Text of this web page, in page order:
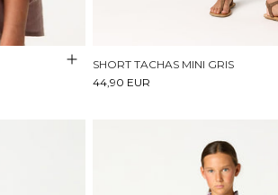
SHORT TACHAS MINI GRIS
44,90 EUR